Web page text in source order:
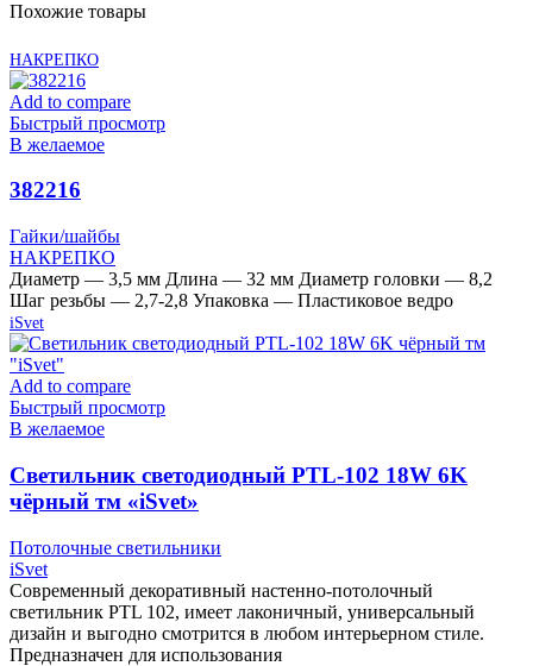
Похожие товары
НАКРЕПКО
Add to compare
Быстрый просмотр
В желаемое
382216
Гайки/шайбы
НАКРЕПКО
Диаметр — 3,5 мм Длина — 32 мм Диаметр головки — 8,2
Шаг резьбы — 2,7-2,8 Упаковка — Пластиковое ведро
iSvet
Add to compare
Быстрый просмотр
В желаемое
Cветильник светодиодный PTL-102 18W 6K
чёрный тм «iSvet»
Потолочные светильники
iSvet
Современный декоративный настенно-потолочный
светильник PTL 102, имеет лаконичный, универсальный
дизайн и выгодно смотрится в любом интерьерном стиле.
Предназначен для использования